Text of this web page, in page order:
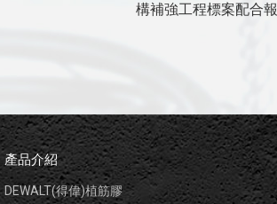
構補強工程標案配合
產品介紹
DEWALT(得偉)植筋膠